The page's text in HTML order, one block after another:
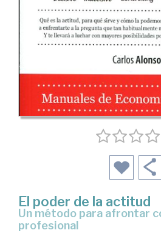
El poder de la actitud
un método para afrontar con éxito la vida
profesional